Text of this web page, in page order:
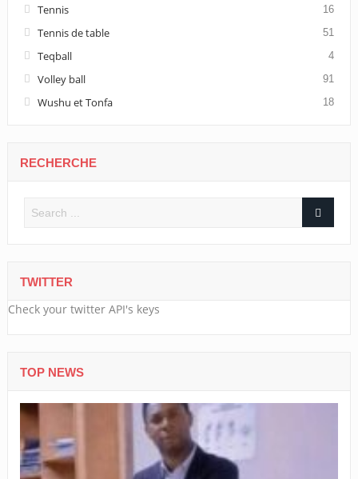
Tennis 16
Tennis de table 51
Teqball 4
Volley ball 91
Wushu et Tonfa 18
RECHERCHE
TWITTER
Check your twitter API's keys
TOP NEWS